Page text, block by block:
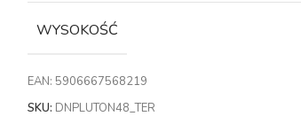
WYSOKOŚĆ
EAN: 5906667568219
SKU: DNPLUTON48_TER